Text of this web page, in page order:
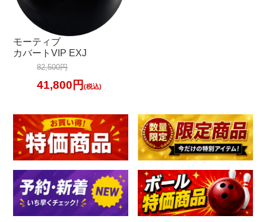
モーティブ
カバートVIP EXJ
82,500円
41,800円(税込)